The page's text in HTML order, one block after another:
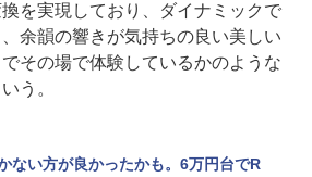
を実現しており、ダイナミックで
余韻の響きが気持ちの良い美しい
その場で体験しているかのような
う。
ない方が良かったかも。6万円台でR